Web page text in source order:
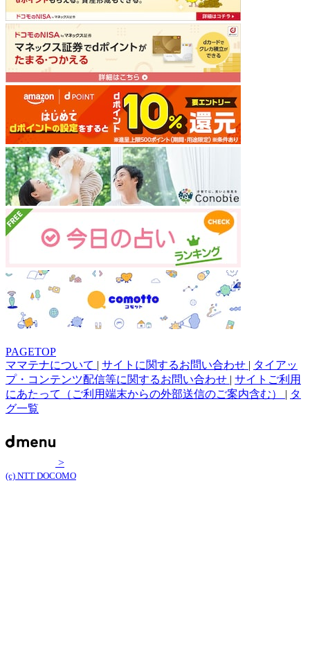
PAGETOP
ママテナについて | サイトに関するお問い合わせ | タイアッ
プ・コンテンツ配信等に関するお問い合わせ | サイトご利用
にあたって（ご利用端末からの外部送信のご案内含む） | タ
グ一覧
>
(c) NTT DOCOMO